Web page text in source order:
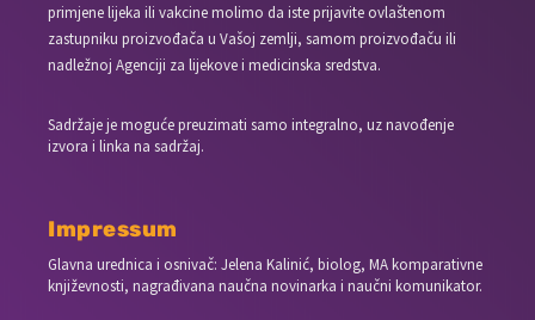
primjene lijeka ili vakcine molimo da iste prijavite ovlaštenom
zastupniku proizvođača u Vašoj zemlji, samom proizvođaču ili
nadležnoj Agenciji za lijekove i medicinska sredstva.
Sadržaje je moguće preuzimati samo integralno, uz navođenje
izvora i linka na sadržaj.
Impressum
Glavna urednica i osnivač: Jelena Kalinić, biolog, MA komparativne
književnosti, nagrađivana naučna novinarka i naučni komunikator.